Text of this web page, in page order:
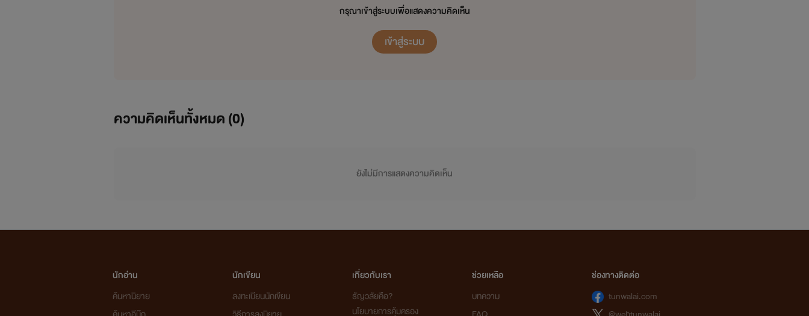
กรุณาเข้าสู่ระบบเพื่อแสดงความคิดเห็น
เข้าสู่ระบบ
ความคิดเห็นทั้งหมด (0)
ยังไม่มีการแสดงความคิดเห็น
นักอ่าน
ค้นหานิยาย
นักเขียน
ลงทะเบียนนักเขียน
เกี่ยวกับเรา
ธัญวลัยคือ?
นโยบายการคุ้มครอง
ช่วยเหลือ
บทความ
ช่องทางติดต่อ
tunwalai.com